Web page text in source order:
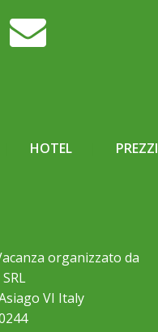
HOTEL PREZZI
organizzato da
VI Italy